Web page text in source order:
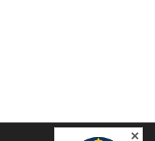
✕